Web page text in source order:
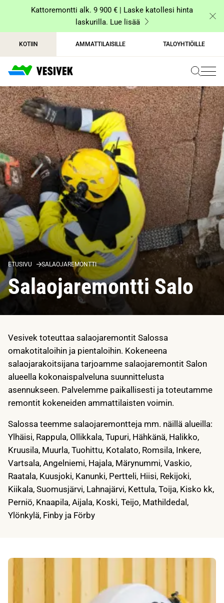
sisältöönKattoremontti alk. 9 900 € | Laske katollesi hinta
laskurilla. Lue lisää
KOTIIN AMMATTILAISILLE TALOYHTIÖILLE
ETUSIVU SALAOJAREMONTTI
Salaojaremontti Salo
Vesivek toteuttaa salaojaremontit Salossa
omakotitaloihin ja pientaloihin. Kokeneena
salaojarakoitsijana tarjoamme salaojaremontit Salon
alueella kokonaispalveluna suunnittelusta
asennukseen. Palvelemme paikallisesti ja toteutamme
remontit kokeneiden ammattilaisten voimin.
Salossa teemme salaojaremontteja mm. näillä alueilla:
Ylhäisi, Rappula, Ollikkala, Tupuri, Hähkänä, Halikko,
Kruusila, Muurla, Tuohittu, Kotalato, Romsila, Inkere,
Vartsala, Angelniemi, Hajala, Märynummi, Vaskio,
Raatala, Kuusjoki, Kanunki, Pertteli, Hiisi, Rekijoki,
Kiikala, Suomusjärvi, Lahnajärvi, Kettula, Toija, Kisko kk,
Perniö, Knaapila, Aijala, Koski, Teijo, Mathildedal,
Ylönkylä, Finby ja Förby